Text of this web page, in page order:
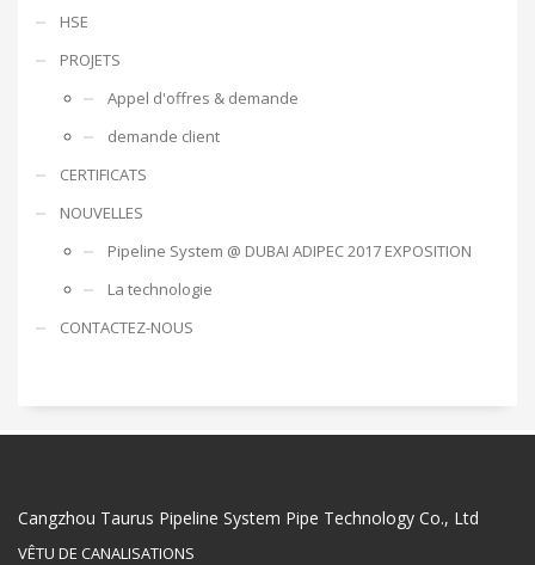
HSE
PROJETS
Appel d'offres & demande
demande client
CERTIFICATS
NOUVELLES
Pipeline System @ DUBAI ADIPEC 2017 EXPOSITION
La technologie
CONTACTEZ-NOUS
Cangzhou Taurus Pipeline System Pipe Technology Co., Ltd
VÊTU DE CANALISATIONS